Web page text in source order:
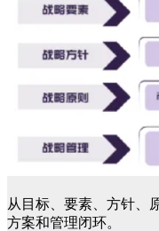
从目标、要素、方针、
方案和管理闭环。